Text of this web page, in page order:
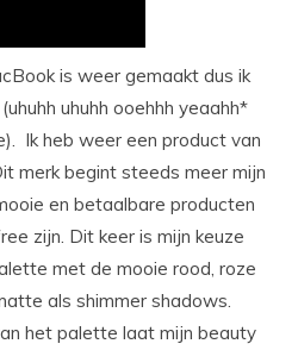
is weer gemaakt dus ik
uhuhh ooehhh yeaahh*
Ik heb weer een product van
merk begint steeds meer mijn
en betaalbare producten
zijn. Dit keer is mijn keuze
met de mooie rood, roze
als shimmer shadows.
het palette laat mijn beauty